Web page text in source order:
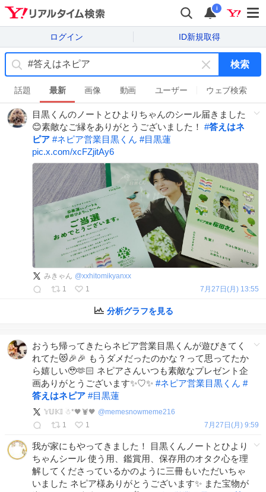
i
ログイン ID新規取得
キ
ー
ワ
ー
ド
す
検索
話題 最新 画像 動画 ユーザー ウェブ検索
目黒くんのノートとひよりちゃんのシール届きました
😊素敵なご縁をありがとうございました！ #答えはネ
ピア #ネピア営業目黒くん #目黒蓮
pic.x.com/xcFZjitAy6
みきゃん @xxhitomikyanxx
1
1 7月27日(月) 13:55
分析グラフを見る
おうち帰ってきたらネピア営業目黒くんが遊びきてく
れてた😻🎉🎉 もうダメだったのかな？って思ってたか
ら嬉しい🥹🫶🏻 ネピアさんいつも素敵なプレゼント企
画ありがとうございます✨♡✨️ #ネピア営業目黒くん #
答えはネピア #目黒蓮
𝕐𝕌𝕂𝕀 ☃*🖤🦞🖤 @memesnowmeme216
1
1 7月27日(月) 9:59
我が家にもやってきました！ 目黒くんノートとひより
ちゃんシール 使う用、鑑賞用、保存用のオタク心を理
解してくださっているかのように三冊もいただいちゃ
いました ネピア様ありがとうございます✨ また宝物が